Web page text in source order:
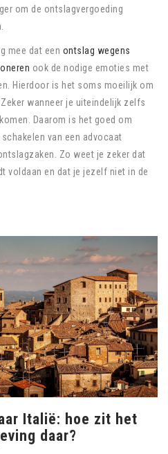
om de ontslagvergoeding
mee dat een ontslag wegens
ook de nodige emoties met
Hierdoor is het soms moeilijk om
wanneer je uiteindelijk zelfs
Daarom is het goed om
van een advocaat
Zo weet je zeker dat
voldaan en dat je jezelf niet in de
Italië: hoe zit het
daar?